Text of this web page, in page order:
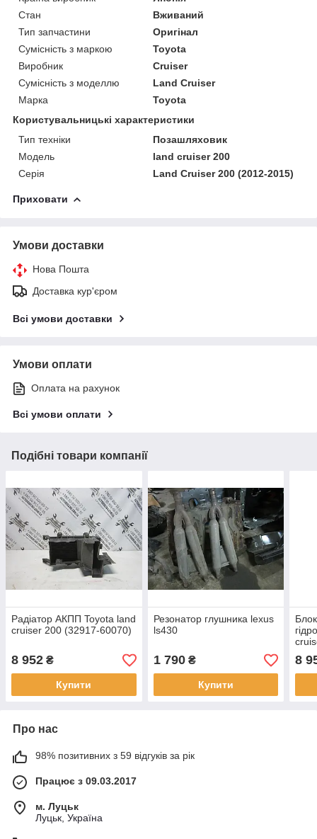
Стан
Вживаний
Тип запчастини
Оригінал
Сумісність з маркою
Toyota
Виробник
Cruiser
Сумісність з моделлю
Land Cruiser
Марка
Toyota
Користувальницькі характеристики
Тип техніки
Позашляховик
Модель
land cruiser 200
Серія
Land Cruiser 200 (2012-2015)
Приховати
Умови доставки
Нова Пошта
Доставка кур'єром
Всі умови доставки
Умови оплати
Оплата на рахунок
Всі умови оплати
Подібні товари компанії
Радіатор АКПП Toyota land
cruiser 200 (32917-60070)
8 952 ₴
Купити
Резонатор глушника lexus
ls430
1 790₴
Купити
8
Про нас
98% позитивних з 59 відгуків за рік
Працює з 09.03.2017
м. Луцьк
Луцьк, Україна